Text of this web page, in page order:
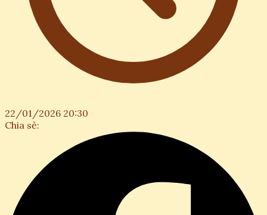
22/01/2026 20:30
Chia sẻ: